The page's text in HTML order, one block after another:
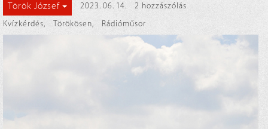
Török József 2023. 06. 14.
2 hozzászólás
Kvízkérdés, Törökösen, Rádióműsor